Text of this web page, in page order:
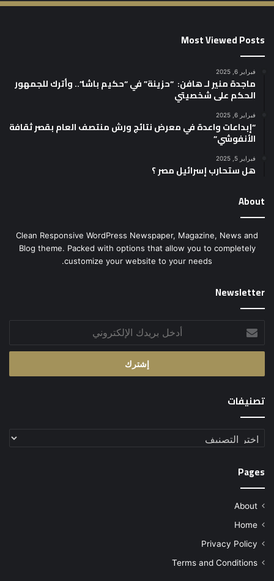
Most Viewed Posts
فبراير 6, 2025
ماجدة منير لـ هافن: “حزينة” في “حكيم باشا”.. وأترك للجمهور
الحكم على شخصيتي
فبراير 6, 2025
“إبداعات واعدة في معرض نتائج ورش منتصف العام بقصر ثقافة
الأنفوشي”
فبراير 5, 2025
هل ستحارب إسرائيل مصر ؟
About
Clean Responsive WordPress Newspaper, Magazine, News and
Blog theme. Packed with options that allow you to completely
customize your website to your needs.
Newsletter
بريدك
الإلكتروني
تصنيفات
تصنيفات
Pages
About
Home
Privacy Policy
Terms and Conditions